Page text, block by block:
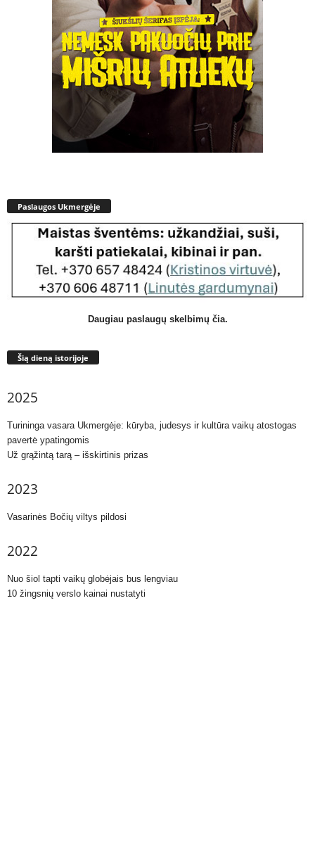
Paslaugos Ukmergėje
Daugiau paslaugų skelbimų čia.
Šią dieną istorijoje
2025
Turininga vasara Ukmergėje: kūryba, judesys ir kultūra vaikų atostogas
pavertė ypatingomis
Už grąžintą tarą – išskirtinis prizas
2023
Vasarinės Bočių viltys pildosi
2022
Nuo šiol tapti vaikų globėjais bus lengviau
10 žingsnių verslo kainai nustatyti